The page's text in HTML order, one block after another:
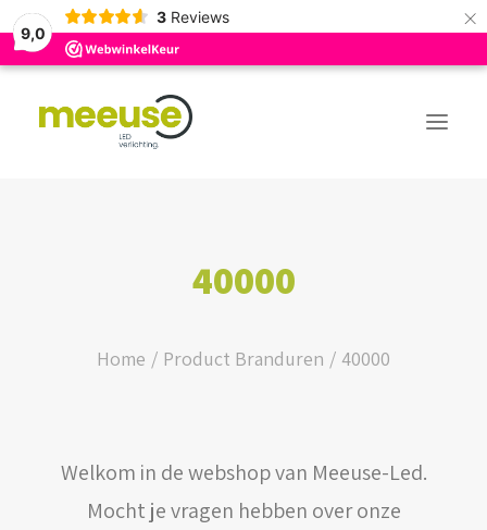
9,0
3 Reviews ×
BUDGET ASSORTIMENT
WEBSHOP
LOGIN / REGISTER
WINKELWAGEN
40000
Home Product Branduren 40000
Welkom in de webshop van Meeuse-Led.
Mocht je vragen hebben over onze